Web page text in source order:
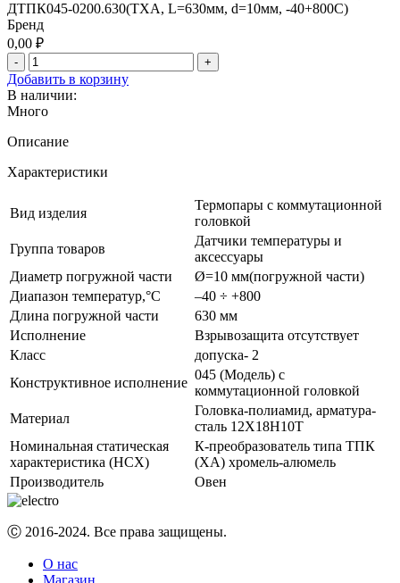
ДТПК045-0200.630(ТХА, L=630мм, d=10мм, -40+800С)
Бренд
0,00 ₽
- +
Добавить в корзину
В наличии:
Много
Описание
Характеристики
Вид изделия
Термопары с коммутационной
головкой
Группа товаров
Датчики температуры и
аксессуары
Диаметр погружной части
Ø=10 мм(погружной части)
Диапазон температур,°С
–40 ÷ +800
Длина погружной части
630 мм
Исполнение
Взрывозащита отсутствует
Класс
допуска- 2
Конструктивное исполнение
045 (Модель) с
коммутационной головкой
Материал
Головка-полиамид, арматура-
сталь 12Х18Н10Т
Номинальная статическая
характеристика (НСХ)
К-преобразователь типа ТПК
(ХА) хромель-алюмель
Производитель
Овен
Ⓒ 2016-2024. Все права защищены.
О нас
Магазин